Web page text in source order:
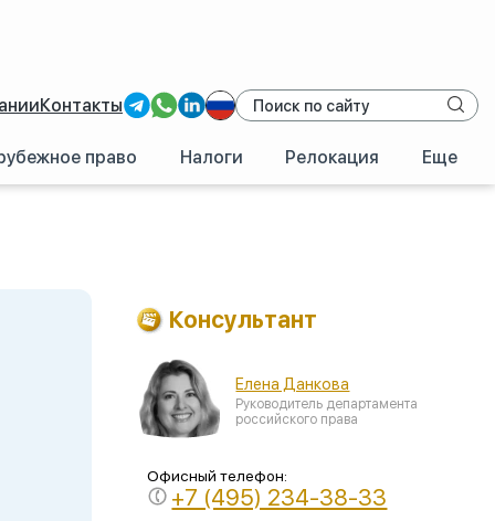
Контакты
право Налоги Релокация Еще
Консультант
Елена Данкова
Руководитель департамента
российского права
Офисный телефон:
+7 (495) 234-38-33